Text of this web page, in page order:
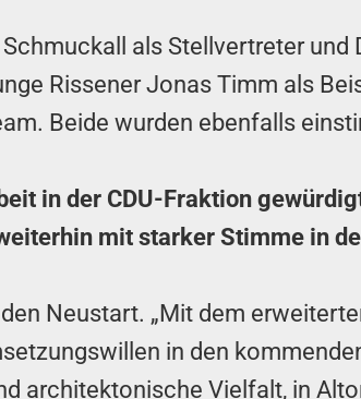
als Stellvertreter und
Rissener Jonas Timm als
Beide wurden ebenfalls
in der CDU-Fraktion
mit starker Stimme in
Neustart. „Mit dem
in den
architektonische Vielfalt, in